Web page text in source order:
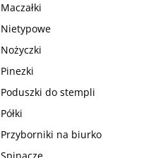
Maczałki
Nietypowe
Nożyczki
Pinezki
Poduszki do stempli
Półki
Przyborniki na biurko